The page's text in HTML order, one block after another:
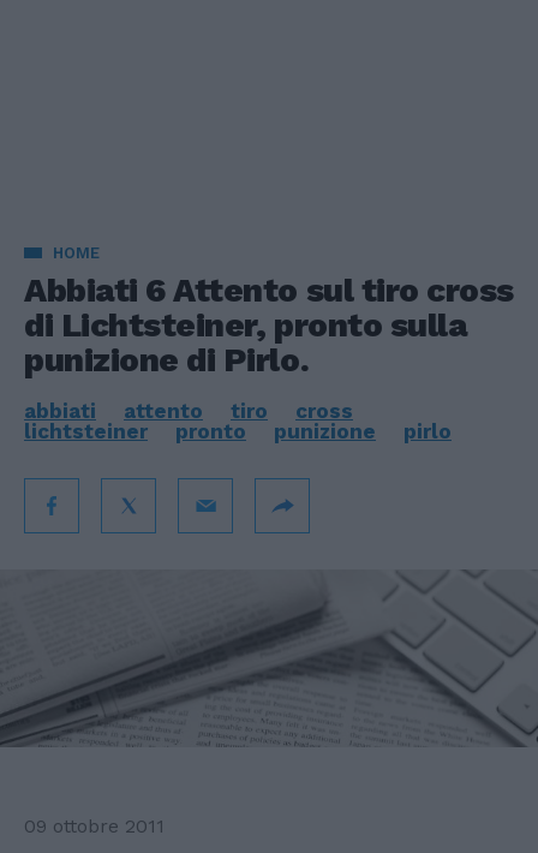
HOME
Abbiati 6 Attento sul tiro cross
di Lichtsteiner, pronto sulla
punizione di Pirlo.
abbiati attento tiro
cross
lichtsteiner
pronto punizione pirlo
09 ottobre 2011